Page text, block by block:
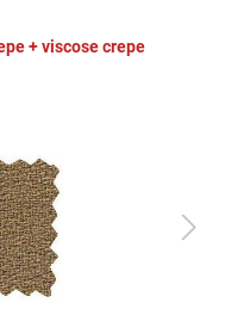
+ viscose crepe